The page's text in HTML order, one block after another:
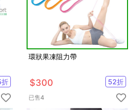
折
環狀果凍阻力帶
$300 52折
已售4